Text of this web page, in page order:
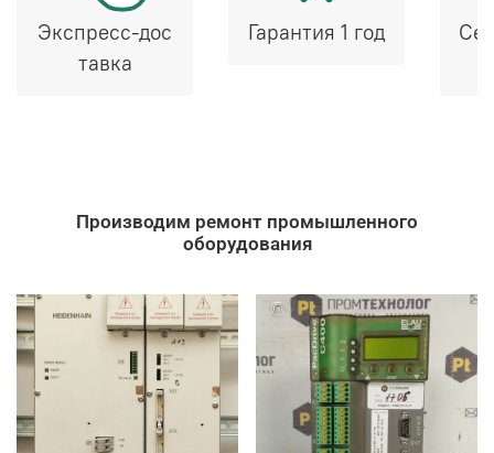
Экспресс-дос
тавка
Гарантия 1 год
Производим ремонт промышленного
оборудования